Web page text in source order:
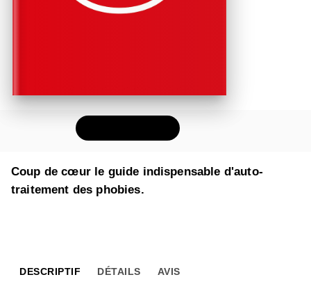
Coup de cœur le guide indispensable d'auto-
traitement des phobies.
DESCRIPTIF DÉTAILS AVIS